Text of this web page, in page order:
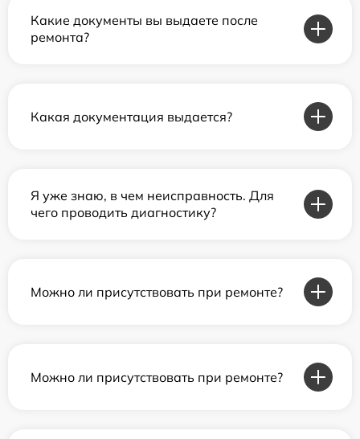
Какие документы вы выдаете после
ремонта?
Какая документация выдается?
Я уже знаю, в чем неисправность. Для
чего проводить диагностику?
Можно ли присутствовать при ремонте?
Можно ли присутствовать при ремонте?